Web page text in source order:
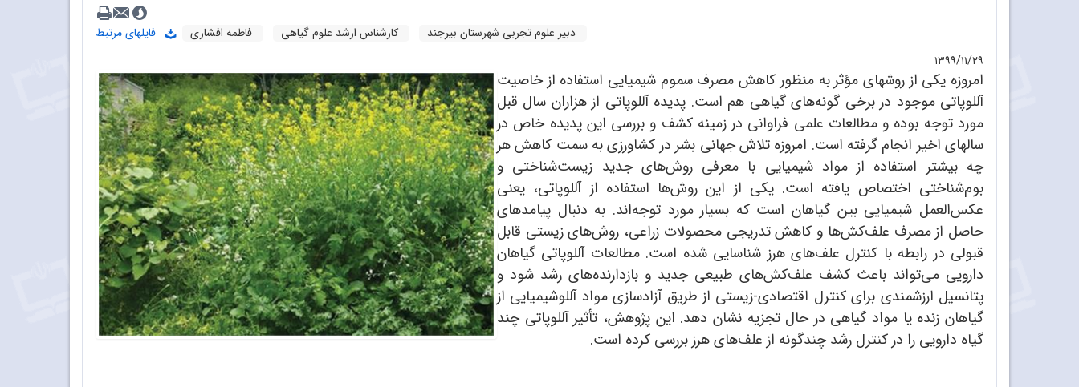
دبیر علوم تجربی شهرستان بیرجند کارشناس ارشد علوم گیاهی فاطمه افشاری
فایلهای مرتبط
۱۳۹۹/۱۱/۲۹
امروزه یکی از روشهای مؤثر به منظور کاهش مصرف سموم شیمیایی استفاده از خاصیت
آللوپاتی موجود در برخی گونه‌ها‌ی گیاهی هم است. پدیده آللوپاتی از هزاران سال قبل
مورد توجه بوده و مطالعات علمی فراوانی در زمینه کشف و بررسی این پدیده خاص در
سالهای اخیر انجام گرفته است. امروزه تلاش جهانی بشر در کشاورزی به سمت کاهش هر
چه بیشتر استفاده از مواد شیمیایی با معرفی روش‌های جدید زیست‌شناختی و
بوم‌شناختی اختصاص یافته است. یکی از این روش‌ها استفاده از آللوپاتی، یعنی
عکس‌العمل شیمیایی بین گیاهان است که بسیار مورد توجه‌اند. به دنبال پیامدهای
حاصل از مصرف علف‌کش‌ها و کاهش تدریجی محصولات زراعی، روش‌های زیستی قابل
قبولی در رابطه با کنترل علف‌های هرز شناسایی شده است. مطالعات آللوپاتی گیاهان
دارویی می‌تواند باعث کشف علف‌کش‌های طبیعی جدید و بازدارنده‌های رشد شود و
پتانسیل ارزشمندی برای کنترل اقتصادی‌-زیستی از طریق آزادسازی مواد آللوشیمیایی از
گیاهان زنده یا مواد گیاهی در حال تجزیه نشان دهد. این پژوهش، تأثیر آللوپاتی چند
گیاه دارویی را در کنترل رشد چند‌گونه از علف‌های هرز بررسی کرده است.